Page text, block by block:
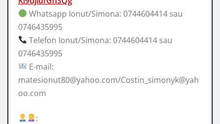
Whatsapp Ionut/Simona: 0744604414 sau
0746435995
Telefon Ionut/Simona: 0744604414 sau
0746435995
E-mail:
matesionut80@yahoo.com/Costin_simonyk@yah
oo.com
: